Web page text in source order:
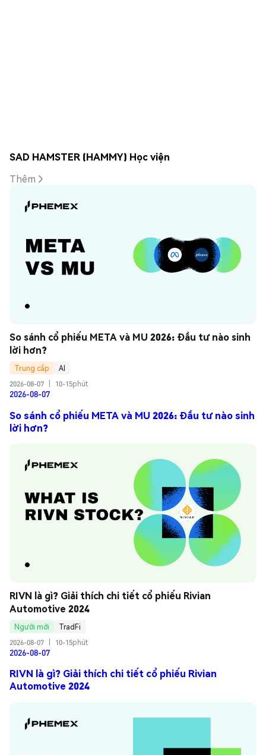
SAD HAMSTER (HAMMY) Học viện
Thêm
So sánh cổ phiếu META và MU 2026: Đầu tư nào sinh
lời hơn?
Trung cấp
AI
2026-08-07
10-15phút
2026-08-07
So sánh cổ phiếu META và MU 2026: Đầu tư nào sinh
lời hơn?
RIVN là gì? Giải thích chi tiết cổ phiếu Rivian
Automotive 2024
Người mới
TradFi
2026-08-07
10-15phút
2026-08-07
RIVN là gì? Giải thích chi tiết cổ phiếu Rivian
Automotive 2024